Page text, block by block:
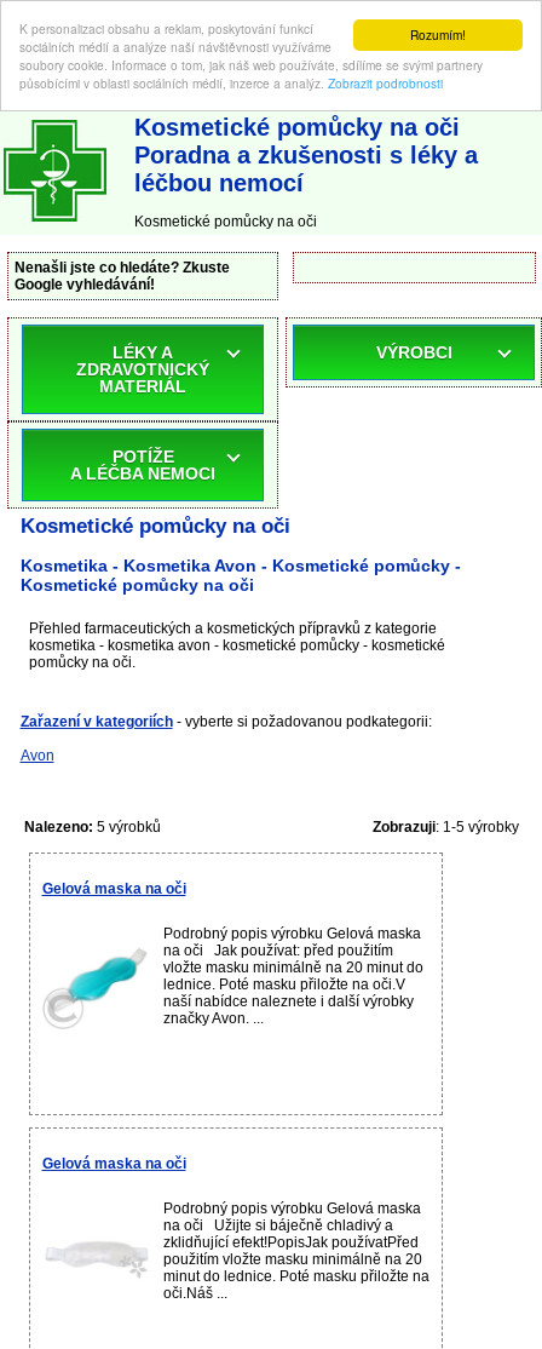
Rozumím!
K personalizaci obsahu a reklam, poskytování funkcí
sociálních médií a analýze naší návštěvnosti využíváme
soubory cookie. Informace o tom, jak náš web používáte, sdílíme se svými partnery
působícími v oblasti sociálních médií, inzerce a analýz. Zobrazit podrobnosti
ABC-LEKARNA.cz | Poradna a zkušenosti s léky a léčbou nemocí
Kosmetické pomůcky na oči
Poradna a zkušenosti s léky a
léčbou nemocí
Kosmetické pomůcky na oči
Nenašli jste co hledáte? Zkuste
Google vyhledávání!
LÉKY A
ZDRAVOTNICKÝ
MATERIÁL
POTÍŽE
A LÉČBA NEMOCI
VÝROBCI
Kosmetické pomůcky na oči
Kosmetika - Kosmetika Avon - Kosmetické pomůcky -
Kosmetické pomůcky na oči
Přehled farmaceutických a kosmetických přípravků z kategorie
kosmetika - kosmetika avon - kosmetické pomůcky - kosmetické
pomůcky na oči.
Zařazení v kategoriích - vyberte si požadovanou podkategorii:
Avon
Nalezeno: 5 výrobků Zobrazuji: 1-5 výrobky
Gelová maska na oči
Podrobný popis výrobku Gelová maska
na oči Jak používat: před použitím
vložte masku minimálně na 20 minut do
lednice. Poté masku přiložte na oči.V
naší nabídce naleznete i další výrobky
značky Avon. ...
Gelová maska na oči
Podrobný popis výrobku Gelová maska
na oči Užijte si báječně chladivý a
zklidňující efekt!PopisJak používatPřed
použitím vložte masku minimálně na 20
minut do lednice. Poté masku přiložte na
oči.Náš ...